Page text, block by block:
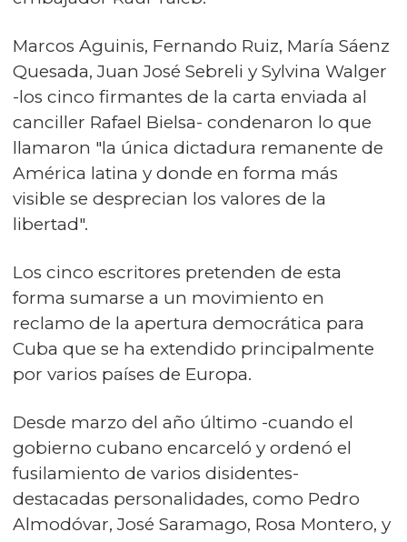
Marcos Aguinis, Fernando Ruiz, María Sáenz
Quesada, Juan José Sebreli y Sylvina Walger
-los cinco firmantes de la carta enviada al
canciller Rafael Bielsa- condenaron lo que
llamaron "la única dictadura remanente de
América latina y donde en forma más
visible se desprecian los valores de la
libertad".
Los cinco escritores pretenden de esta
forma sumarse a un movimiento en
reclamo de la apertura democrática para
Cuba que se ha extendido principalmente
por varios países de Europa.
Desde marzo del año último -cuando el
gobierno cubano encarceló y ordenó el
fusilamiento de varios disidentes-
destacadas personalidades, como Pedro
Almodóvar, José Saramago, Rosa Montero, y